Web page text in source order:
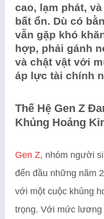
cao, lạm phát,
bất ổn. Dù có
vẫn gặp khó
hợp, phải gánh
và chật vật với
áp lực tài chính
Thế Hệ Gen Z
Khủng Hoảng
Gen Z, nhóm người
đến đầu những năm
với một cuộc khủng
trọng. Với mức lương